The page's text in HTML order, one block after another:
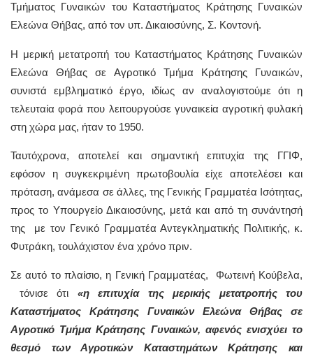
Τμήματος Γυναικών του Καταστήματος Κράτησης Γυναικών
Ελεώνα Θήβας, από τον υπ. Δικαιοσύνης, Σ. Κοντονή.
Η μερική μετατροπή του Καταστήματος Κράτησης Γυναικών
Ελεώνα Θήβας σε Αγροτικό Τμήμα Κράτησης Γυναικών,
συνιστά εμβληματικό έργο, ιδίως αν αναλογιστούμε ότι η
τελευταία φορά που λειτουργούσε γυναικεία αγροτική φυλακή
στη χώρα μας, ήταν το 1950.
Ταυτόχρονα, αποτελεί και σημαντική επιτυχία της ΓΓΙΦ,
εφόσον η συγκεκριμένη πρωτοβουλία είχε αποτελέσει και
πρόταση, ανάμεσα σε άλλες, της Γενικής Γραμματέα Ισότητας,
προς το Υπουργείο Δικαιοσύνης, μετά και από τη συνάντησή
της με τον Γενικό Γραμματέα Αντεγκληματικής Πολιτικής, κ.
Φυτράκη, τουλάχιστον ένα χρόνο πριν.
Σε αυτό το πλαίσιο, η Γενική Γραμματέας, Φωτεινή Κούβελα,
τόνισε ότι «η επιτυχία της μερικής μετατροπής του
Καταστήματος Κράτησης Γυναικών Ελεώνα Θήβας σε
Αγροτικό Τμήμα Κράτησης Γυναικών, αφενός ενισχύει το
θεσμό των Αγροτικών Καταστημάτων Κράτησης και